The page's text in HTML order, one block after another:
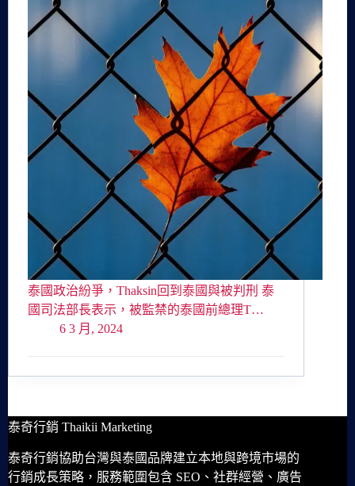
泰國政治紛爭，Thaksin回到泰國與被判刑 泰
國司法部長表示，被監禁的泰國前總理T…
6 3 月, 2024
泰奇行銷 Thaikii Marketing
泰奇行銷協助台灣與泰國品牌建立本地與跨境市場的
行銷成長策略，服務範圍包含 SEO、社群經營、廣告